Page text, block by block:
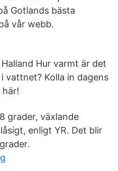
Gotlands bästa
vår webb.
Halland Hur varmt är det
i vattnet? Kolla in dagens
här!
grader, växlande
enligt YR. Det blir